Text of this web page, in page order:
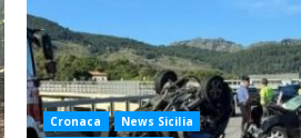
Cronaca
News Sicilia